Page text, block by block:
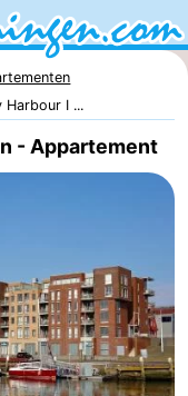
Harbour I ...
- Appartement